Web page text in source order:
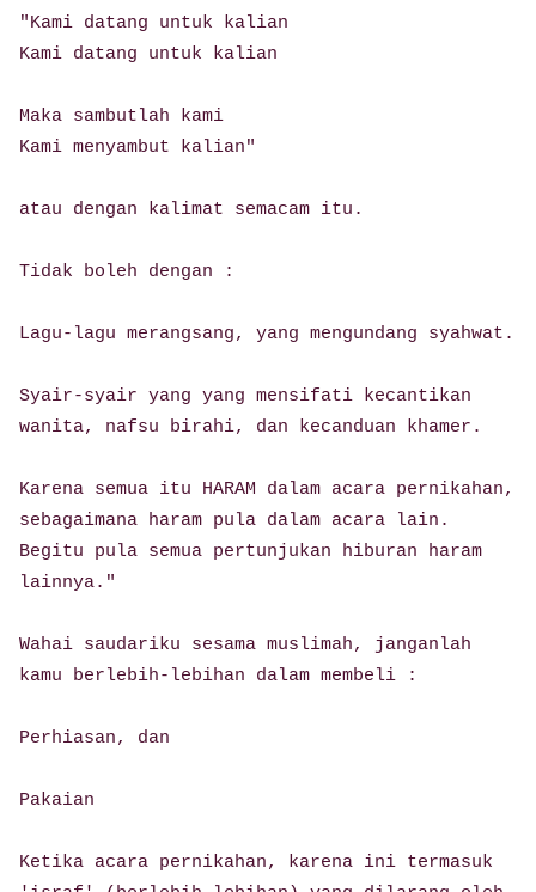
"Kami datang untuk kalian
Kami datang untuk kalian
Maka sambutlah kami
Kami menyambut kalian"
atau dengan kalimat semacam itu.
Tidak boleh dengan :
Lagu-lagu merangsang, yang mengundang syahwat.
Syair-syair yang yang mensifati kecantikan
wanita, nafsu birahi, dan kecanduan khamer.
Karena semua itu HARAM dalam acara pernikahan,
sebagaimana haram pula dalam acara lain.
Begitu pula semua pertunjukan hiburan haram
lainnya."
Wahai saudariku sesama muslimah, janganlah
kamu berlebih-lebihan dalam membeli :
Perhiasan, dan
Pakaian
Ketika acara pernikahan, karena ini termasuk